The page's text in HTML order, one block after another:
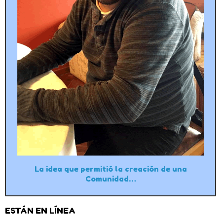
La idea que permitió la creación de una
Comunidad…
ESTÁN EN LÍNEA